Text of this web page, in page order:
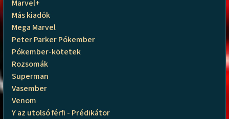
Marvel+
Más kiadók
Mega Marvel
Peter Parker Pókember
Pókember-kötetek
Rozsomák
Superman
Vasember
Venom
Y az utolsó férfi - Prédikátor